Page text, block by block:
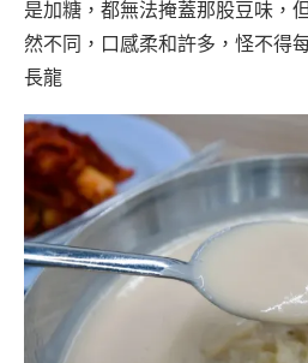
是加糖，都無法掩蓋那股豆味，
然不同，口感柔和許多，怪不得
長龍